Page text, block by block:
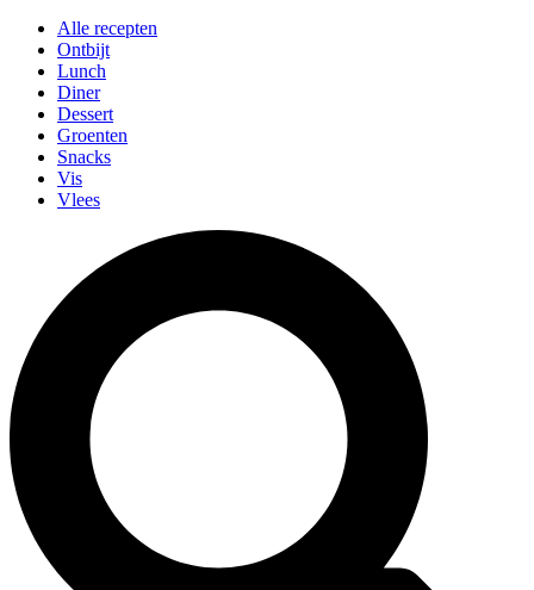
Alle recepten
Ontbijt
Lunch
Diner
Dessert
Groenten
Snacks
Vis
Vlees